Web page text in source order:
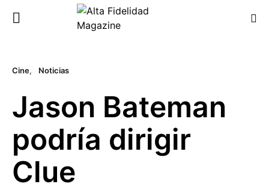
Cine Noticias
Jason Bateman
podría dirigir
Clue